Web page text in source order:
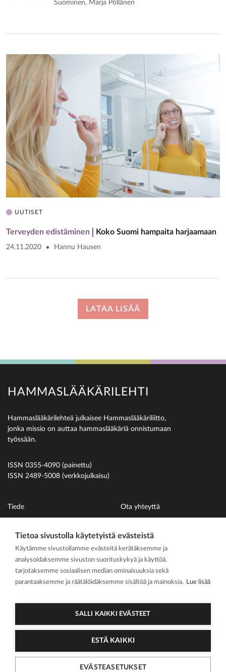
Suominen, Marja Pöllänen
UUTISET
Terveyden edistäminen Koko Suomi hampaita harjaamaan
24.11.2020 Hannu Hausen
LATAA LISÄÄ
HAMMASLÄÄKÄRILEHTI
Hammaslääkärilehteä julkaisee Hammaslääkäriliitto,
jonka missio on auttaa hammaslääkäriä onnistumaan
työssään.
ISSN 0355-4090 (painettu)
ISSN 2489-5008 (verkkojulkaisu)
Tiede
Ihmiset
På svenska
Kirjoitusohjeet
Mediakortti
Ota yhteyttä
Hammaslääkärilehti
oste
asetukset
Tietoa sivustolla käytetyistä evästeistä
Käytämme sivustollamme evästeitä kerätäksemme ja
analysoidaksemme sivuston suorituskykyä ja käyttöä,
tarjotaksemme sosiaalisen median ominaisuuksia sekä
parantaaksemme ja räätälöidäksemme sisältöä ja mainoksia. Lue lisää
SALLI KAIKKI EVÄSTEET
ESTÄ KAIKKI
EVÄSTEASETUKSET